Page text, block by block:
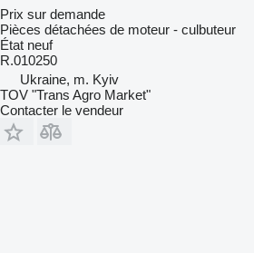
Prix sur demande
Pièces détachées de moteur - culbuteur
État neuf
R.010250
Ukraine, m. Kyiv
TOV "Trans Agro Market"
Contacter le vendeur